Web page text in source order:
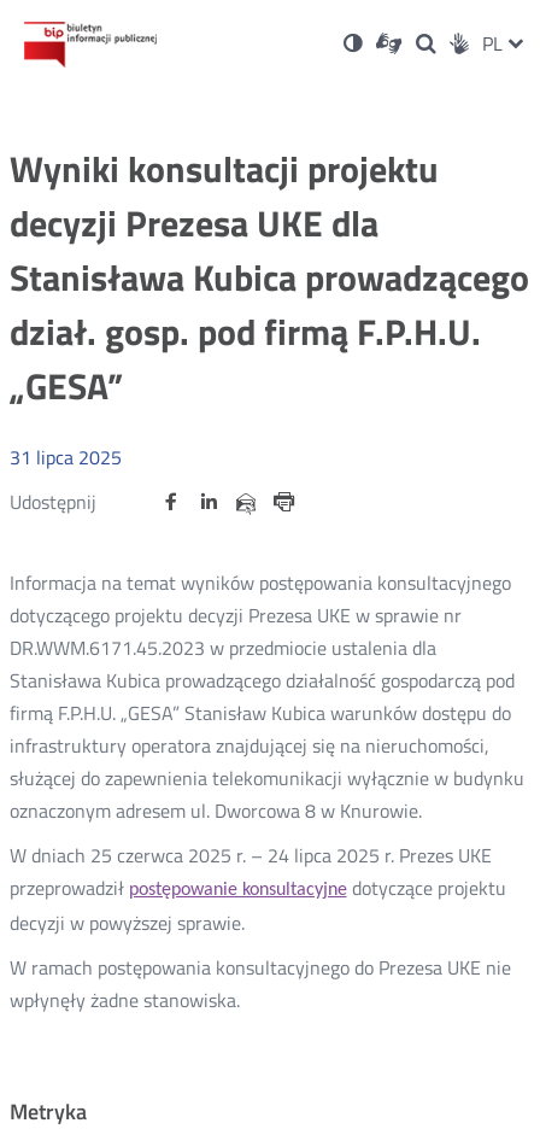
Ustawienia
Wersja
kontrastowa
Dla
niesłyszących
OtwórzOtwórz
w
Otwórz
w
Social PL
Wyniki konsultacji projektu
decyzji Prezesa UKE dla
Stanisława Kubica prowadzącego
dział. gosp. pod firmą F.P.H.U.
„GESA”
31 lipca 2025
Udostępnij
Udostępnij
Otwórz Udostępnij
na
OtwórzUdostępnij
na
OtwórzUdostępnij
przez
Informacja na temat wyników postępowania konsultacyjnego
dotyczącego projektu decyzji Prezesa UKE w sprawie nr
DR.WWM.6171.45.2023 w przedmiocie ustalenia dla
Stanisława Kubica prowadzącego działalność gospodarczą pod
firmą F.P.H.U. „GESA” Stanisław Kubica warunków dostępu do
infrastruktury operatora znajdującej się na nieruchomości,
służącej do zapewnienia telekomunikacji wyłącznie w budynku
oznaczonym adresem ul. Dworcowa 8 w Knurowie.
W dniach 25 czerwca 2025 r. – 24 lipca 2025 r. Prezes UKE
przeprowadził postępowanie konsultacyjnedotyczące projektu
decyzji w powyższej sprawie.
W ramach postępowania konsultacyjnego do Prezesa UKE nie
wpłynęły żadne stanowiska.
Metryka